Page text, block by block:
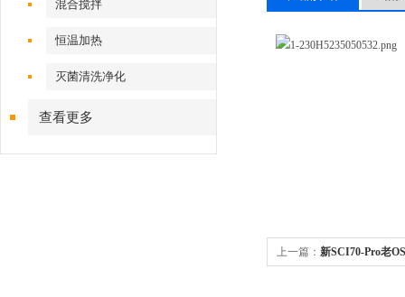
混合搅拌
恒温加热
灭菌清洗净化
查看更多
上一篇： 新SCI70-Pro老